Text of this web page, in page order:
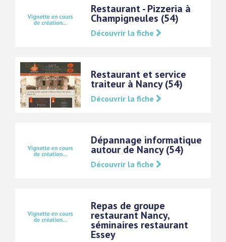
Restaurant - Pizzeria à
Champigneules (54)
Découvrir la fiche
Restaurant et service
traiteur à Nancy (54)
Découvrir la fiche
Dépannage informatique
autour de Nancy (54)
Découvrir la fiche
Repas de groupe
restaurant Nancy,
séminaires restaurant
Essey